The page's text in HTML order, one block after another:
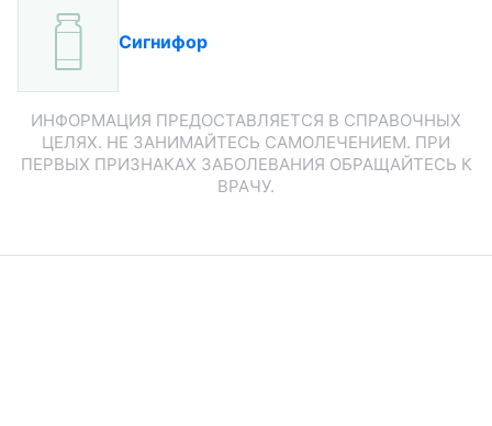
Сигнифор
ИНФОРМАЦИЯ ПРЕДОСТАВЛЯЕТСЯ В СПРАВОЧНЫХ
ЦЕЛЯХ. НЕ ЗАНИМАЙТЕСЬ САМОЛЕЧЕНИЕМ. ПРИ
ПЕРВЫХ ПРИЗНАКАХ ЗАБОЛЕВАНИЯ ОБРАЩАЙТЕСЬ К
ВРАЧУ.